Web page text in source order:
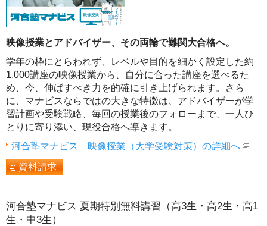
映像授業とアドバイザー、その両輪で難関大合格へ。
学年の枠にとらわれず、レベルや目的を細かく設定した約
1,000講座の映像授業から、自分に合った講座を選べるた
め、今、伸ばすべき力を的確に引き上げられます。さら
に、マナビスならではの大きな特徴は、アドバイザーが学
習計画や受験戦略、毎回の授業後のフォローまで、一人ひ
とりに寄り添い、現役合格へ導きます。
河合塾マナビス 映像授業（大学受験対策）の詳細へ
資料請求
河合塾マナビス 夏期特別無料講習（高3生・高2生・高1
生・中3生）